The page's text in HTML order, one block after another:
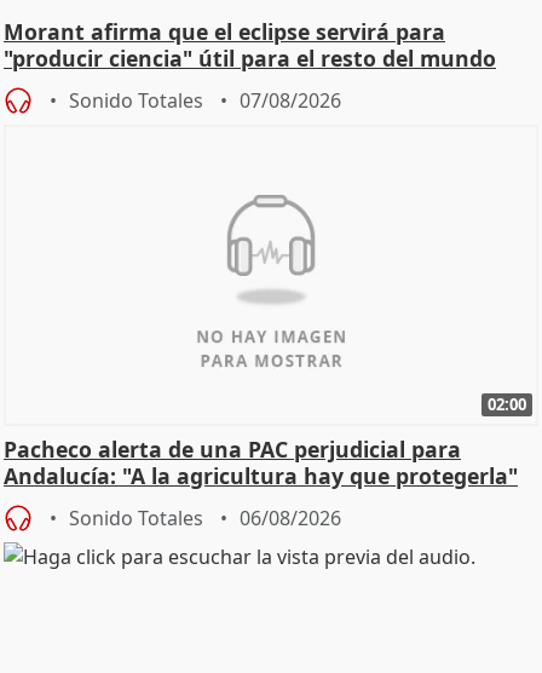
Morant afirma que el eclipse servirá para
"producir ciencia" útil para el resto del mundo
Sonido Totales 07/08/2026
02:00
Pacheco alerta de una PAC perjudicial para
Andalucía: "A la agricultura hay que protegerla"
Sonido Totales 06/08/2026